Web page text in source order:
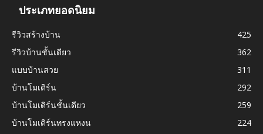
ประเภทยอดนิยม
รีวิวสร้างบ้าน
425
รีวิวบ้านชั้นเดียว
362
แบบบ้านสวย
311
บ้านโมเดิร์น
292
บ้านโมเดิร์นชั้นเดียว
259
บ้านโมเดิร์นทรงแหงน
224